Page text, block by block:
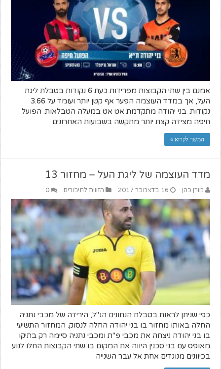
אמנם בין שתי הקבוצות מפרידות כעת 6 נקודות בטבלת ליגת
העל, אך במדד העוצמה הפער אף קטן יותר ועומד על 3.66
נקודות. בני יהודה מתקדמת אט אט במעלה הטבלאות. הפועל
חיפה מצידה קצת יותר מתקשה בשבועות האחרונים
המשך לקרוא »
מדד העוצמה של ליגת העל – מחזור 13
מורן כהן 16 בדצמבר 2017 הזווית לחיבורים 0
כפי שניתן לראות בטבלת הנתונים הנ"ל, הירידה של מכבי נתניה
החלה באותו מחזור בו בני יהודה החלה לנסוק. המחזור התשיעי
בו בני יהודה ניצחה את מכבי פ"ת ומכבי נתניה סיימה רק בתיקו
מאופס עם בני סכנין היווה את המקום בו שתי הקבוצות החלו לנוע
בכיוונים מנוגדים אחת אל עבר השנייה